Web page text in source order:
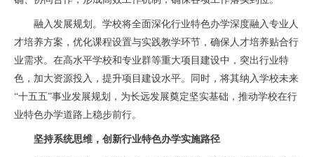
融入发展规划。学校将全面深化行业特色办学深度融入专业人
才培养方案，优化课程设置与实践教学环节，确保人才培养贴合行
业需求。在高水平学校和专业群等重大项目建设中，突出行业特
色，加大资源投入，提升项目建设水平。同时，将其纳入学校未来
“十五五”事业发展规划，为长远发展奠定坚实基础，推动学校在行
业特色办学道路上稳步前行。
坚持系统思维，创新行业特色办学实施路径